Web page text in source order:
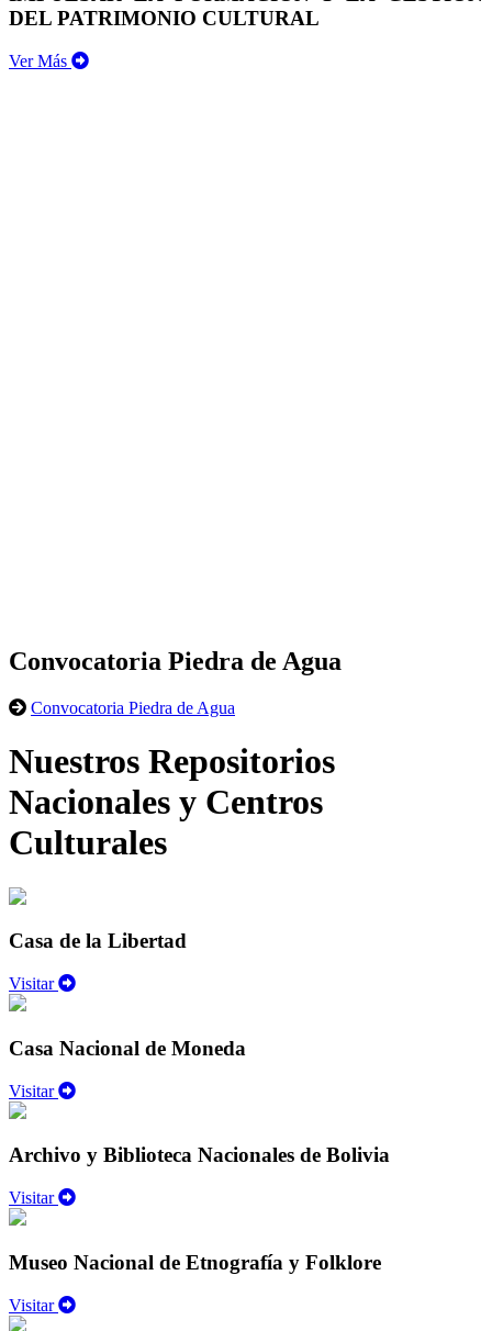
DEL PATRIMONIO CULTURAL
Ver Más
Convocatoria Piedra de Agua
Convocatoria Piedra de Agua
Nuestros Repositorios
Nacionales y Centros
Culturales
Casa de la Libertad
Visitar
Casa Nacional de Moneda
Visitar
Archivo y Biblioteca Nacionales de Bolivia
Visitar
Museo Nacional de Etnografía y Folklore
Visitar